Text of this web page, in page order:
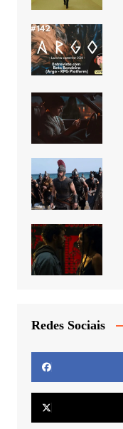
Redes Sociais